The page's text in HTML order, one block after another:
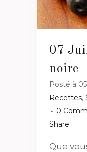
07
noire
Posté à
Recettes,
0
Share
Que